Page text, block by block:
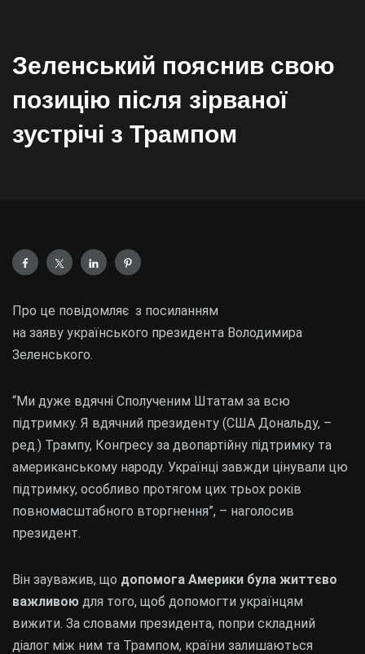
Зеленський пояснив свою
позицію після зірваної
зустрічі з Трампом
Про це повідомляє з посиланням
на заяву українського президента Володимира
Зеленського.
“Ми дуже вдячні Сполученим Штатам за всю
підтримку. Я вдячний президенту (США Дональду, –
ред.) Трампу, Конгресу за двопартійну підтримку та
американському народу. Українці завжди цінували цю
підтримку, особливо протягом цих трьох років
повномасштабного вторгнення”, – наголосив
президент.
Він зауважив, що допомога Америки була життєво
важливою для того, щоб допомогти українцям
вижити. За словами президента, попри складний
діалог між ним та Трампом, країни залишаються